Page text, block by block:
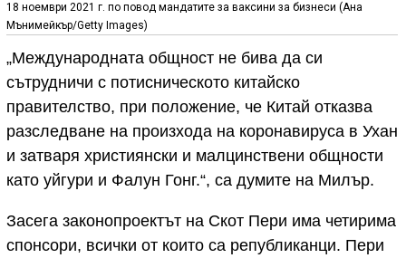
18 ноември 2021 г. по повод мандатите за ваксини за бизнеси (Aна
Мънимейкър/Getty Images)
„Международната общност не бива да си
сътрудничи с потисническото китайско
правителство, при положение, че Китай отказва
разследване на произхода на коронавируса в Ухан
и затваря християнски и малцинствени общности
като уйгури и Фалун Гонг.“, са думите на Милър.
Засега законопроектът на Скот Пери има четирима
спонсори, всички от които са републиканци. Пери